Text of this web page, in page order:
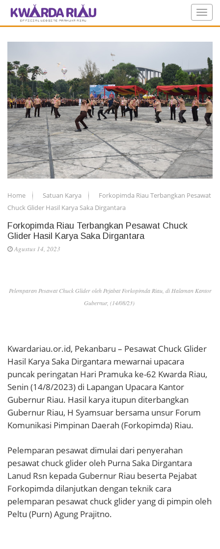
Home Satuan Karya
Forkopimda Riau Terbangkan Pesawat
Chuck Glider Hasil Karya Saka Dirgantara
Forkopimda Riau Terbangkan Pesawat Chuck
Glider Hasil Karya Saka Dirgantara
Agustus 14, 2023
Pelemparan Pesawat Chuck Glider oleh Pejabat Forkopimda Riau, di Halaman Kantor
Gubernur, (14/08/23)
Kwardariau.or.id, Pekanbaru – Pesawat Chuck Glider
Hasil Karya Saka Dirgantara mewarnai upacara
puncak peringatan Hari Pramuka ke-62 Kwarda Riau,
Senin (14/8/2023) di Lapangan Upacara Kantor
Gubernur Riau. Hasil karya itupun diterbangkan
Gubernur Riau, H Syamsuar bersama unsur Forum
Komunikasi Pimpinan Daerah (Forkopimda) Riau.
Pelemparan pesawat dimulai dari penyerahan
pesawat chuck glider oleh Purna Saka Dirgantara
Lanud Rsn kepada Gubernur Riau beserta Pejabat
Forkopimda dilanjutkan dengan teknik cara
pelemparan pesawat chuck glider yang di pimpin oleh
Peltu (Purn) Agung Prajitno.